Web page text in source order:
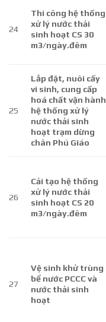
24
Thi công hệ thống
xử lý nước thải
sinh hoạt CS 30
m3/ngày.đêm
25
Lắp đặt, nuôi cấy
vi sinh, cung cấp
hoá chất vận hành
hệ thống xử lý
nước thải sinh
hoạt trạm dừng
chân Phú Giáo
26
Cải tạo hệ thống
xử lý nước thải
sinh hoạt CS 20
m3/ngày.đêm
27
Vệ sinh khử trùng
bể nước PCCC và
nước thải sinh
hoạt